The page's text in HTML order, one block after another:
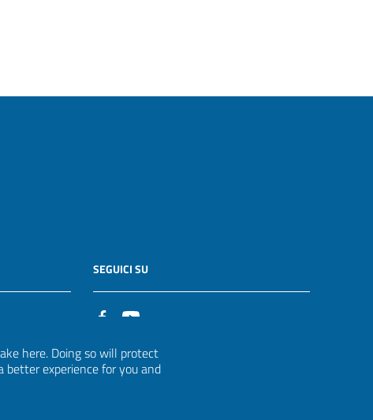
here. Doing so will protect
experience for you and
SEGUICI SU